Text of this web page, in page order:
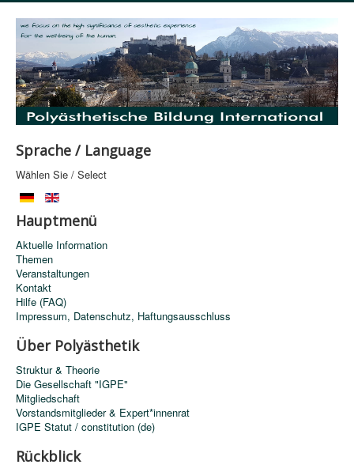
Sprache / Language
Wählen Sie / Select
Hauptmenü
Aktuelle Information
Themen
Veranstaltungen
Kontakt
Hilfe (FAQ)
Impressum, Datenschutz, Haftungsausschluss
Über Polyästhetik
Struktur & Theorie
Die Gesellschaft "IGPE"
Mitgliedschaft
Vorstandsmitglieder & Expert*innenrat
IGPE Statut / constitution (de)
Rückblick